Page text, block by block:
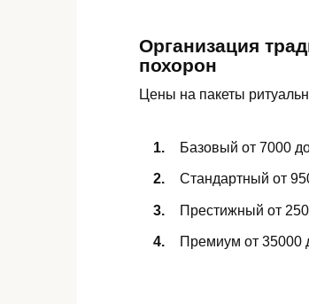
Сарны
Дубно
Организация
похорон
Цены на пакеты
Базовый от 7000
Стандартный от
Престижный от
Премиум от 35000